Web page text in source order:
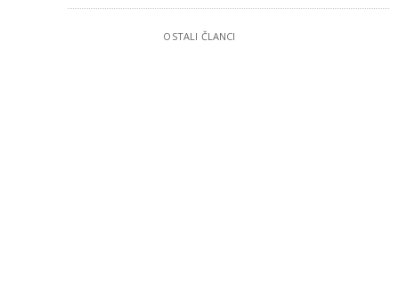
OSTALI ČLANCI